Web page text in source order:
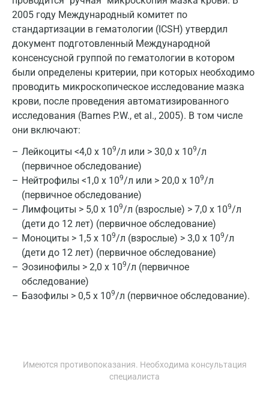
2005 году Международный комитет по
стандартизации в гематологии (ICSH) утвердил
документ подготовленный Международной
консенсусной группой по гематологии в котором
были определены критерии, при которых необходимо
проводить микроскопическое исследование мазка
крови, после проведения автоматизированного
исследования (Barnes P.W., et al., 2005). В том числе
они включают:
Лейкоциты <4,0 х 109/л или > 30,0 х 109/л
(первичное обследование)
Нейтрофилы <1,0 х 109/л или > 20,0 х 109/л
(первичное обследование)
Лимфоциты > 5,0 х 109/л (взрослые) > 7,0 х 109/л
(дети до 12 лет) (первичное обследование)
Моноциты > 1,5 х 109/л (взрослые) > 3,0 х 109/л
(дети до 12 лет) (первичное обследование)
Эозинофилы > 2,0 х 109/л (первичное
обследование)
Базофилы > 0,5 х 109/л (первичное обследование).
Дзержинский
Дмитров
Долгопрудный
Домодедово
Екатеринбург
Звенигород
Зеленоград
Иваново
Ивантеевка
Ижевск
Истра
Йошкар-Ола
Кемерово
Имеются противопоказания. Необходима консультация
специалиста